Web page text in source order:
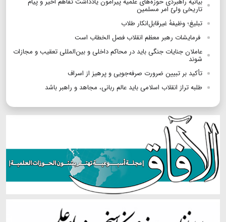
تاریخی ولیّ امر مسلمین
تبلیغ؛ وظیفهٔ غیرقابل‌انکار طلاب
فرمایشات رهبر معظم انقلاب فصل الخطاب است
عاملان جنایات جنگی باید در محاکم داخلی و بین‌المللی تعقیب و مجازات
شوند
تأکید بر تبیین ضرورت صرفه‌جویی و پرهیز از اسراف
طلبه تراز انقلاب اسلامی باید عالم ربانی، مجاهد و راهبر باشد